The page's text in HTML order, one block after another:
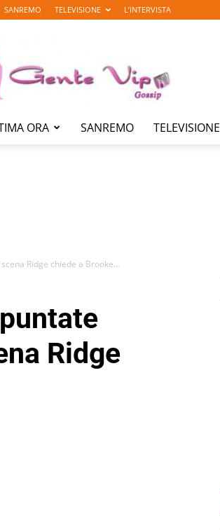
SANREMO TELEVISIONE L’INTERVISTA
ORA SANREMO TELEVISIONE
Ridge chiede a Brooke…
Ridge